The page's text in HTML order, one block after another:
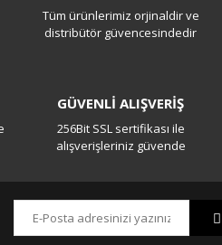
Yorum YazTüm ürünlerimiz orjinaldir ve
distribütör güvencesindedir
GÜVENLİ ALIŞVERİŞ
256Bit SSL sertifikası ile
alışverişleriniz güvende